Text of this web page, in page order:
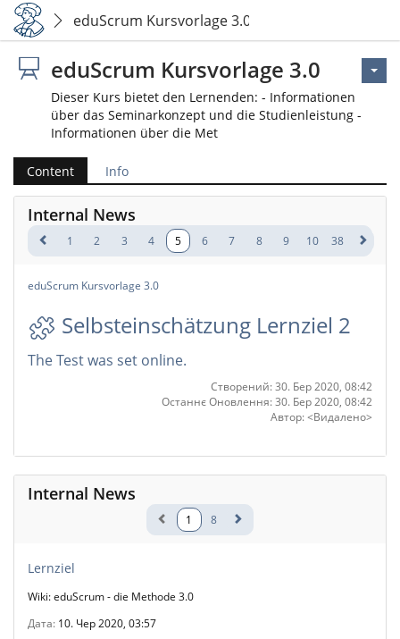
eduScrum Kursvorlage 3.0
eduScrum Kursvorlage 3.0
Dieser Kurs bietet den Lernenden: - Informationen
über das Seminarkonzept und die Studienleistung -
Informationen über die Met
Content Info
Internal News
1 2 3 4 5 6 7 8 9 10 38
eduScrum Kursvorlage 3.0
Selbsteinschätzung Lernziel 2
The Test was set online.
Створений: 30. Бер 2020, 08:42
Останнє Оновлення: 30. Бер 2020, 08:42
Автор: <Видалено>
Internal News
1 8
Lernziel
Wiki: eduScrum - die Methode 3.0
Дата 10. Чер 2020, 03:57